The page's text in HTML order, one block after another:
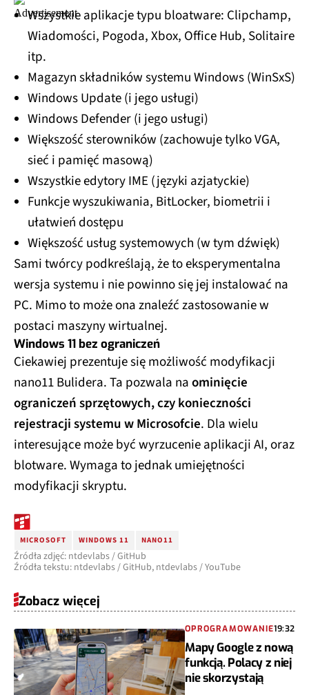
Wszystkie aplikacje typu bloatware: Clipchamp,
Wiadomości, Pogoda, Xbox, Office Hub, Solitaire
itp.
Magazyn składników systemu Windows (WinSxS)
Windows Update (i jego usługi)
Windows Defender (i jego usługi)
Większość sterowników (zachowuje tylko VGA,
sieć i pamięć masową)
Wszystkie edytory IME (języki azjatyckie)
Funkcje wyszukiwania, BitLocker, biometrii i
ułatwień dostępu
Większość usług systemowych (w tym dźwięk)
Sami twórcy podkreślają, że to eksperymentalna
wersja systemu i nie powinno się jej instalować na
PC. Mimo to może ona znaleźć zastosowanie w
postaci maszyny wirtualnej.
Windows 11 bez ograniczeń
Ciekawiej prezentuje się możliwość modyfikacji
nano11 Bulidera. Ta pozwala naominięcie
ograniczeń sprzętowych, czy konieczności
rejestracji systemu w Microsofcie. Dla wielu
interesujące może być wyrzucenie aplikacji AI, oraz
blotware. Wymaga to jednak umiejętności
modyfikacji skryptu.
MICROSOFT WINDOWS 11 NANO11
Źródła zdjęć: ntdevlabs / GitHub
Źródła tekstu: ntdevlabs / GitHub, ntdevlabs / YouTube
Zobacz więcej
OPROGRAMOWANIE19:32
Mapy Google z nową
funkcją. Polacy z niej
nie skorzystają